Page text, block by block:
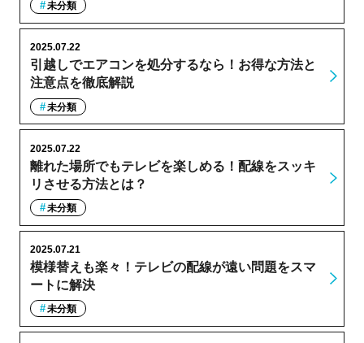
未分類
引越しでエアコンを処分するなら！お得な方法と
注意点を徹底解説
2025.07.22
未分類
離れた場所でもテレビを楽しめる！配線をスッキ
リさせる方法とは？
2025.07.22
未分類
模様替えも楽々！テレビの配線が遠い問題をスマ
ートに解決
2025.07.21
未分類